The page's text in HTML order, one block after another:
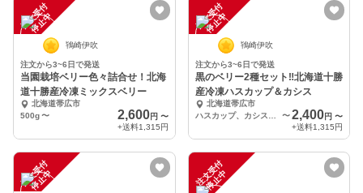
注
文
受
付
停
止
中
鴇崎伊吹
注文から3~6日で発送
当園栽培ベリー色々詰合せ！北海
道十勝産冷凍ミックスベリー
北海道帯広市
500g〜 2,600円 〜
+送料1,315円
注
文
受
付
停
止
中
鴇崎伊吹
注文から3~6日で発送
黒のベリー2種セット‼北海道十勝
産冷凍ハスカップ＆カシス
北海道帯広市
〜2,400円 〜
+送料1,315円
注
文
受
付
停
止
中 注
文
受
付
停
止
中